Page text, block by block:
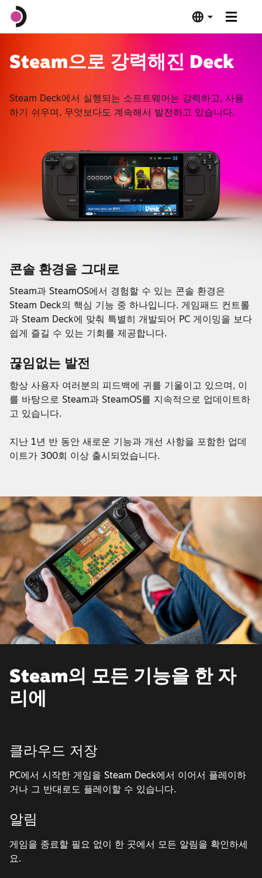
도킹 스테이션
소프트웨어
제품 사양
Steam으로 강력해진 Deck
Steam Deck에서 실행되는 소프트웨어는 강력하고, 사용
하기 쉬우며, 무엇보다도 계속해서 발전하고 있습니다.
콘솔 환경을 그대로
Steam과 SteamOS에서 경험할 수 있는 콘솔 환경은
Steam Deck의 핵심 기능 중 하나입니다. 게임패드 컨트롤
과 Steam Deck에 맞춰 특별히 개발되어 PC 게이밍을 보다
쉽게 즐길 수 있는 기회를 제공합니다.
끊임없는 발전
항상 사용자 여러분의 피드백에 귀를 기울이고 있으며, 이
를 바탕으로 Steam과 SteamOS를 지속적으로 업데이트하
고 있습니다.
지난 1년 반 동안 새로운 기능과 개선 사항을 포함한 업데
이트가 300회 이상 출시되었습니다.
Steam의 모든 기능을 한 자
리에
클라우드 저장
PC에서 시작한 게임을 Steam Deck에서 이어서 플레이하
거나 그 반대로도 플레이할 수 있습니다.
알림
게임을 종료할 필요 없이 한 곳에서 모든 알림을 확인하세
요.